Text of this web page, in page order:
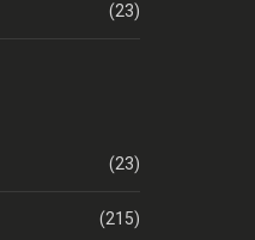
(23)
(23)
(215)